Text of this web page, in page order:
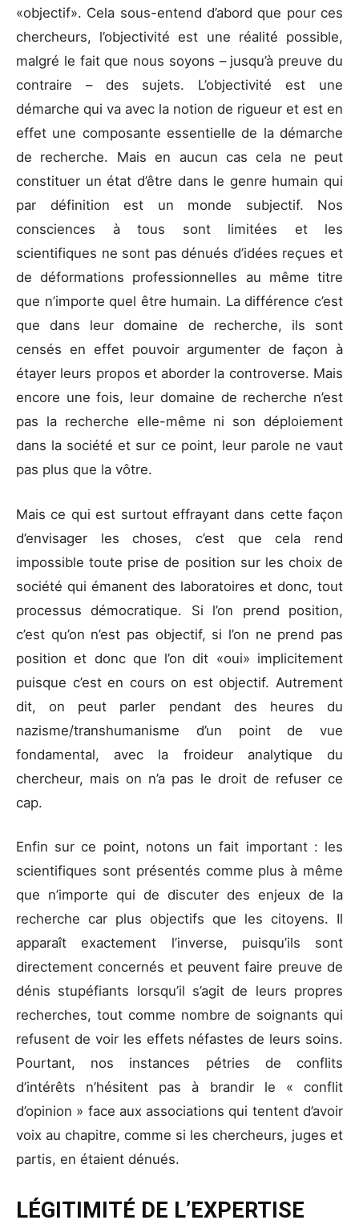
«objectif». Cela sous-entend d’abord que pour ces
chercheurs, l’objectivité est une réalité possible,
malgré le fait que nous soyons – jusqu’à preuve du
contraire – des sujets. L’objectivité est une
démarche qui va avec la notion de rigueur et est en
effet une composante essentielle de la démarche
de recherche. Mais en aucun cas cela ne peut
constituer un état d’être dans le genre humain qui
par définition est un monde subjectif. Nos
consciences à tous sont limitées et les
scientifiques ne sont pas dénués d’idées reçues et
de déformations professionnelles au même titre
que n’importe quel être humain. La différence c’est
que dans leur domaine de recherche, ils sont
censés en effet pouvoir argumenter de façon à
étayer leurs propos et aborder la controverse. Mais
encore une fois, leur domaine de recherche n’est
pas la recherche elle-même ni son déploiement
dans la société et sur ce point, leur parole ne vaut
pas plus que la vôtre.
Mais ce qui est surtout effrayant dans cette façon
d’envisager les choses, c’est que cela rend
impossible toute prise de position sur les choix de
société qui émanent des laboratoires et donc, tout
processus démocratique. Si l’on prend position,
c’est qu’on n’est pas objectif, si l’on ne prend pas
position et donc que l’on dit «oui» implicitement
puisque c’est en cours on est objectif. Autrement
dit, on peut parler pendant des heures du
nazisme/transhumanisme d’un point de vue
fondamental, avec la froideur analytique du
chercheur, mais on n’a pas le droit de refuser ce
cap.
Enfin sur ce point, notons un fait important : les
scientifiques sont présentés comme plus à même
que n’importe qui de discuter des enjeux de la
recherche car plus objectifs que les citoyens. Il
apparaît exactement l’inverse, puisqu’ils sont
directement concernés et peuvent faire preuve de
dénis stupéfiants lorsqu’il s’agit de leurs propres
recherches, tout comme nombre de soignants qui
refusent de voir les effets néfastes de leurs soins.
Pourtant, nos instances pétries de conflits
d’intérêts n’hésitent pas à brandir le « conflit
d’opinion » face aux associations qui tentent d’avoir
voix au chapitre, comme si les chercheurs, juges et
partis, en étaient dénués.
LÉGITIMITÉ DE L’EXPERTISE